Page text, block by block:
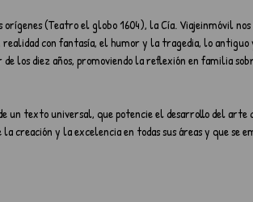
(Teatro el globo 1604), la Cía. Viajeinmóvil nos
con fantasía, el humor y la tragedia, lo
los diez años, promoviendo la reflexión en familia
un texto universal, que potencie el desarrollo del arte
y la excelencia en todas sus áreas y que se